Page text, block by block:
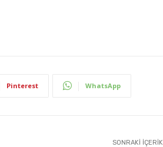
Pinterest WhatsApp
SONRAKI İÇERIK